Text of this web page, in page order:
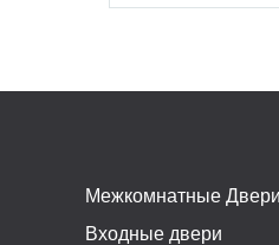
Межкомнатные Двери
Входные двери